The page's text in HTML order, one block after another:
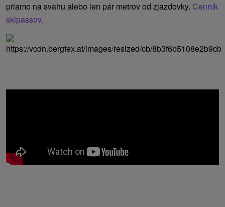
priamo na svahu alebo len pár metrov od zjazdovky. Cenník
skipassov.